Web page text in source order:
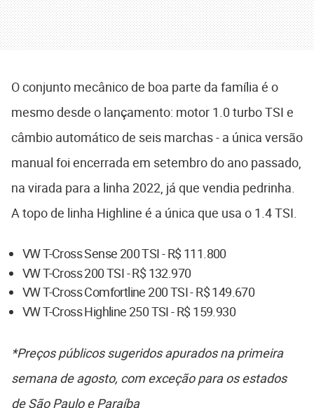
O conjunto mecânico de boa parte da família é o
mesmo desde o lançamento: motor 1.0 turbo TSI e
câmbio automático de seis marchas - a única versão
manual foi encerrada em setembro do ano passado,
na virada para a linha 2022, já que vendia pedrinha.
A topo de linha Highline é a única que usa o 1.4 TSI.
VW T-Cross Sense 200 TSI - R$ 111.800
VW T-Cross 200 TSI - R$ 132.970
VW T-Cross Comfortline 200 TSI - R$ 149.670
VW T-Cross Highline 250 TSI - R$ 159.930
*Preços públicos sugeridos apurados na primeira
semana de agosto, com exceção para os estados
de São Paulo e Paraíba